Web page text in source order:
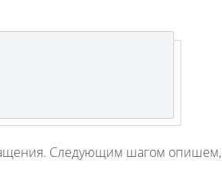
Следующим шагом опишем,